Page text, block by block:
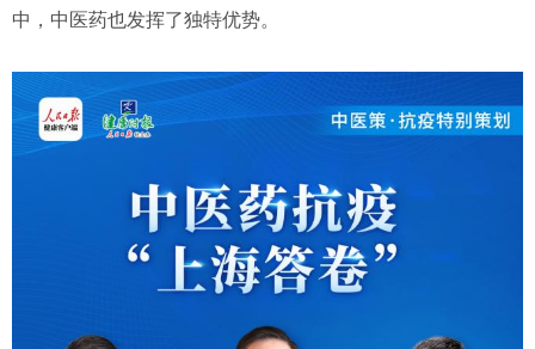
中，中医药也发挥了独特优势。